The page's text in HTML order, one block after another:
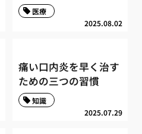
2025.08.02
医療
痛い口内炎を早く治す
ための三つの習慣
2025.07.29
知識